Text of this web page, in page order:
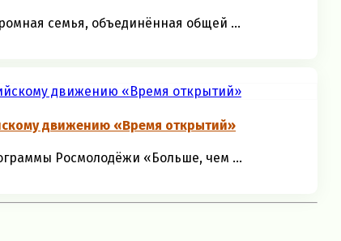
семья, объединённая общей ...
движению «Время открытий»
Росмолодёжи «Больше, чем ...